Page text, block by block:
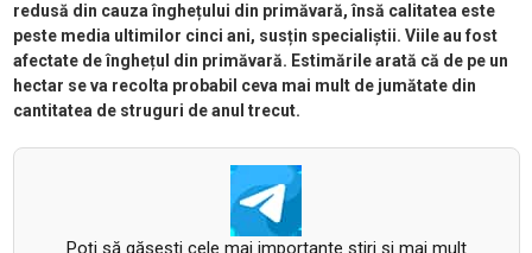
redusă din cauza înghețului din primăvară, însă calitatea este
peste media ultimilor cinci ani, susțin specialiștii. Viile au fost
afectate de înghețul din primăvară. Estimările arată că de pe un
hectar se va recolta probabil ceva mai mult de jumătate din
cantitatea de struguri de anul trecut.
Poți să găsești cele mai importante știri și mai mult